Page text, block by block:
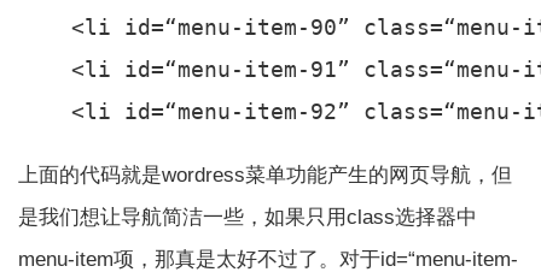
<li id=“menu-item-90” class=“menu-
<li id=“menu-item-91” class=“menu-
上面的代码就是wordress菜单功能产生的网页导航，但
是我们想让导航简洁一些，如果只用class选择器中
menu-item项，那真是太好不过了。对于id=“menu-item-